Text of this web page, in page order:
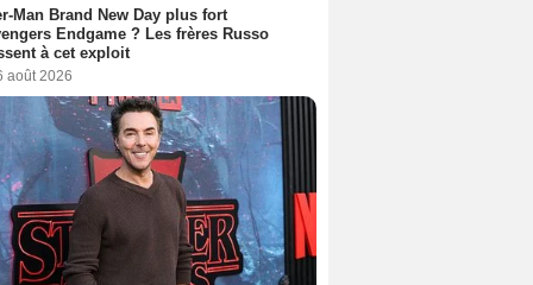
Man Brand New Day plus fort
Endgame ? Les frères Russo
à cet exploit
août 2026